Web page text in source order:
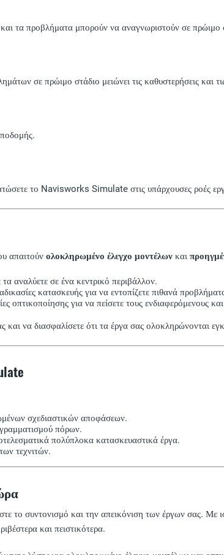
τα προβλήματα μπορούν να αναγνωριστούν σε πρώιμο
σε πρώιμο στάδιο μειώνει τις καθυστερήσεις και
το Navisworks Simulate στις υπάρχουσες ροές
απαιτούν ολοκληρωμένο έλεγχο μοντέλων και
αναλύετε σε ένα κεντρικό περιβάλλον.
κατασκευής για να εντοπίζετε πιθανά
οπτικοποίησης για να πείσετε τους ενδιαφερόμενους
να διασφαλίσετε ότι τα έργα σας ολοκληρώνονται
σχεδιαστικών αποφάσεων.
πόρων.
πολύπλοκα κατασκευαστικά έργα.
τεχνιτών.
το συντονισμό και την απεικόνιση των έργων σας.
και πειστικότερα.